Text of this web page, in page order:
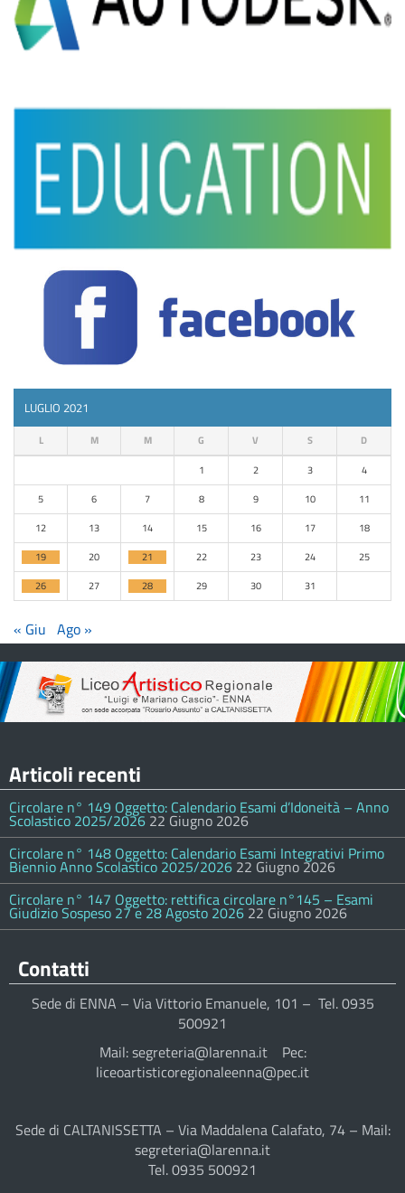
LUGLIO 2021
L M M G V S D
1 2 3
4
5
6 7 8 9 10
11
12
13 14 15 16 17
18
19
20 21 22 23 24
25
26
27 28 29 30 31
« Giu Ago »
Articoli recenti
Circolare n° 149 Oggetto: Calendario Esami d’Idoneità – Anno
Scolastico 2025/2026 22 Giugno 2026
Circolare n° 148 Oggetto: Calendario Esami Integrativi Primo
Biennio Anno Scolastico 2025/2026 22 Giugno 2026
Circolare n° 147 Oggetto: rettifica circolare n°145 – Esami
Giudizio Sospeso 27 e 28 Agosto 2026 22 Giugno 2026
Contatti
Sede di ENNA – Via Vittorio Emanuele, 101 – Tel. 0935
500921
Mail: segreteria@larenna.it Pec:
liceoartisticoregionaleenna@pec.it
Sede di CALTANISSETTA – Via Maddalena Calafato, 74 – Mail:
segreteria@larenna.it
Tel. 0935 500921